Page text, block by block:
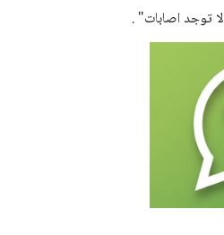
لا توجد اصابات" .